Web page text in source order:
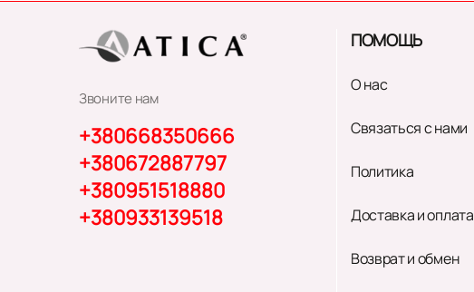
Звоните нам
+380668350666
+380672887797
+380951518880
+380933139518
ПОМОЩЬ
О нас
Связаться с нами
Политика
Доставка и оплата
Возврат и обмен